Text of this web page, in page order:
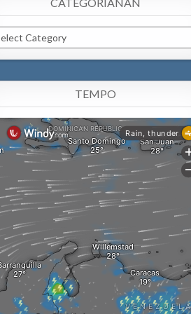
CATEGORIANAN
TEMPO